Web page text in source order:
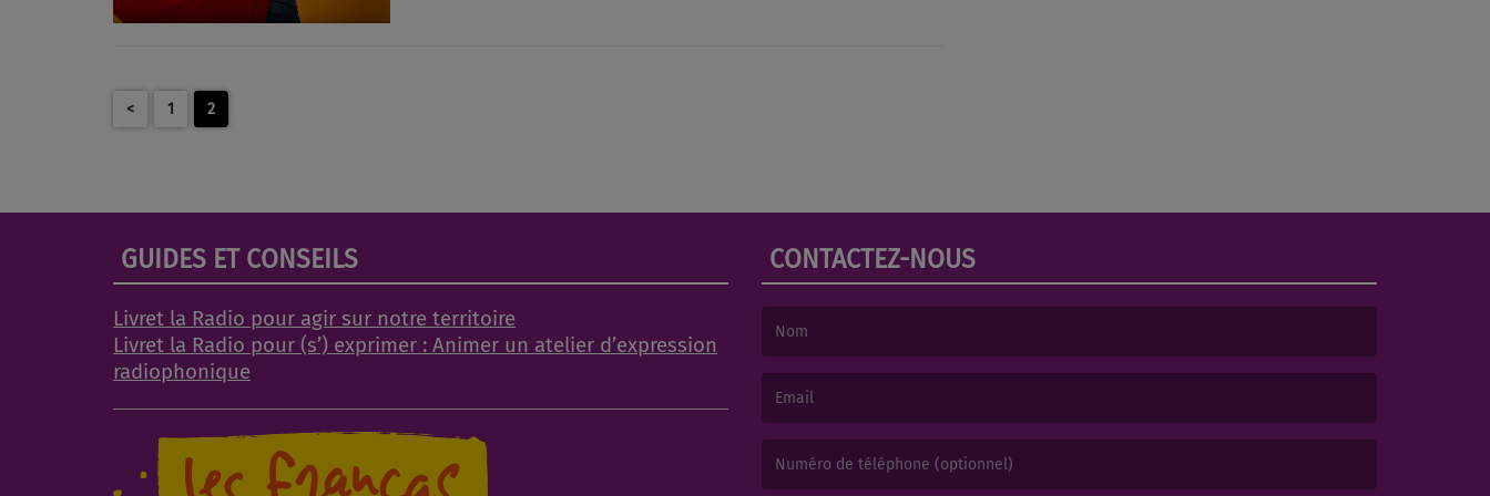
< 1 2
GUIDES ET CONSEILS
Livret la Radio pour agir sur notre territoire
Livret la Radio pour (s’) exprimer : Animer un atelier d’expression
radiophonique
CONTACTEZ-NOUS